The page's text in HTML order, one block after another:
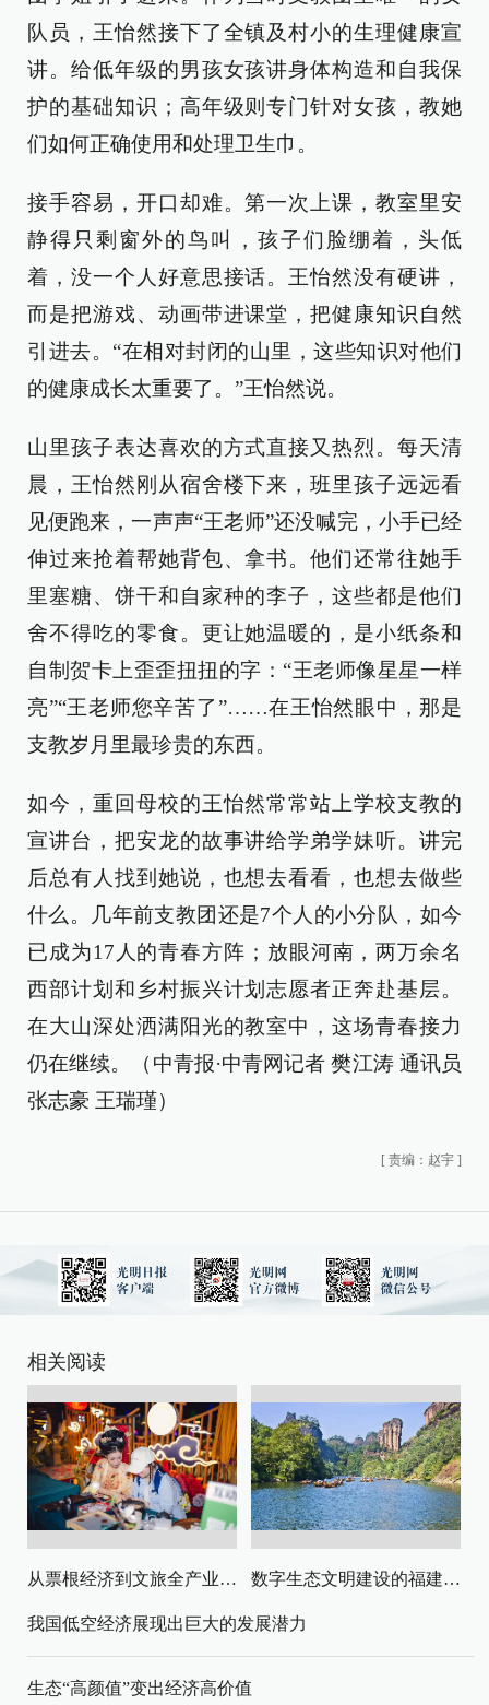
队员，王怡然接下了全镇及村小的生理健康宣
讲。给低年级的男孩女孩讲身体构造和自我保
护的基础知识；高年级则专门针对女孩，教她
们如何正确使用和处理卫生巾。
接手容易，开口却难。第一次上课，教室里安
静得只剩窗外的鸟叫，孩子们脸绷着，头低
着，没一个人好意思接话。王怡然没有硬讲，
而是把游戏、动画带进课堂，把健康知识自然
引进去。“在相对封闭的山里，这些知识对他们
的健康成长太重要了。”王怡然说。
山里孩子表达喜欢的方式直接又热烈。每天清
晨，王怡然刚从宿舍楼下来，班里孩子远远看
见便跑来，一声声“王老师”还没喊完，小手已经
伸过来抢着帮她背包、拿书。他们还常往她手
里塞糖、饼干和自家种的李子，这些都是他们
舍不得吃的零食。更让她温暖的，是小纸条和
自制贺卡上歪歪扭扭的字：“王老师像星星一样
亮”“王老师您辛苦了”……在王怡然眼中，那是
支教岁月里最珍贵的东西。
如今，重回母校的王怡然常常站上学校支教的
宣讲台，把安龙的故事讲给学弟学妹听。讲完
后总有人找到她说，也想去看看，也想去做些
什么。几年前支教团还是7个人的小分队，如今
已成为17人的青春方阵；放眼河南，两万余名
西部计划和乡村振兴计划志愿者正奔赴基层。
在大山深处洒满阳光的教室中，这场青春接力
仍在继续。（中青报·中青网记者 樊江涛 通讯员
张志豪 王瑞瑾）
[ 责编：赵宇 ]
相关阅读
从票根经济到文旅全产业链升级 数字生态文明建设的福建路径与启示
我国低空经济展现出巨大的发展潜力
生态“高颜值”变出经济高价值